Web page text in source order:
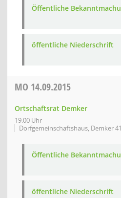
Öffentliche
öffentliche Niederschrift
MO 14.09.2015
Ortschaftsrat Demker
19:00 Uhr
Dorfgemeinschaftshaus, Demker
Öffentliche
öffentliche Niederschrift